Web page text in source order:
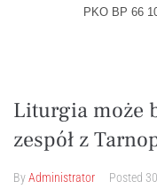
PKO BP 66
Liturgia może
zespół z
ByAdministrator Posted